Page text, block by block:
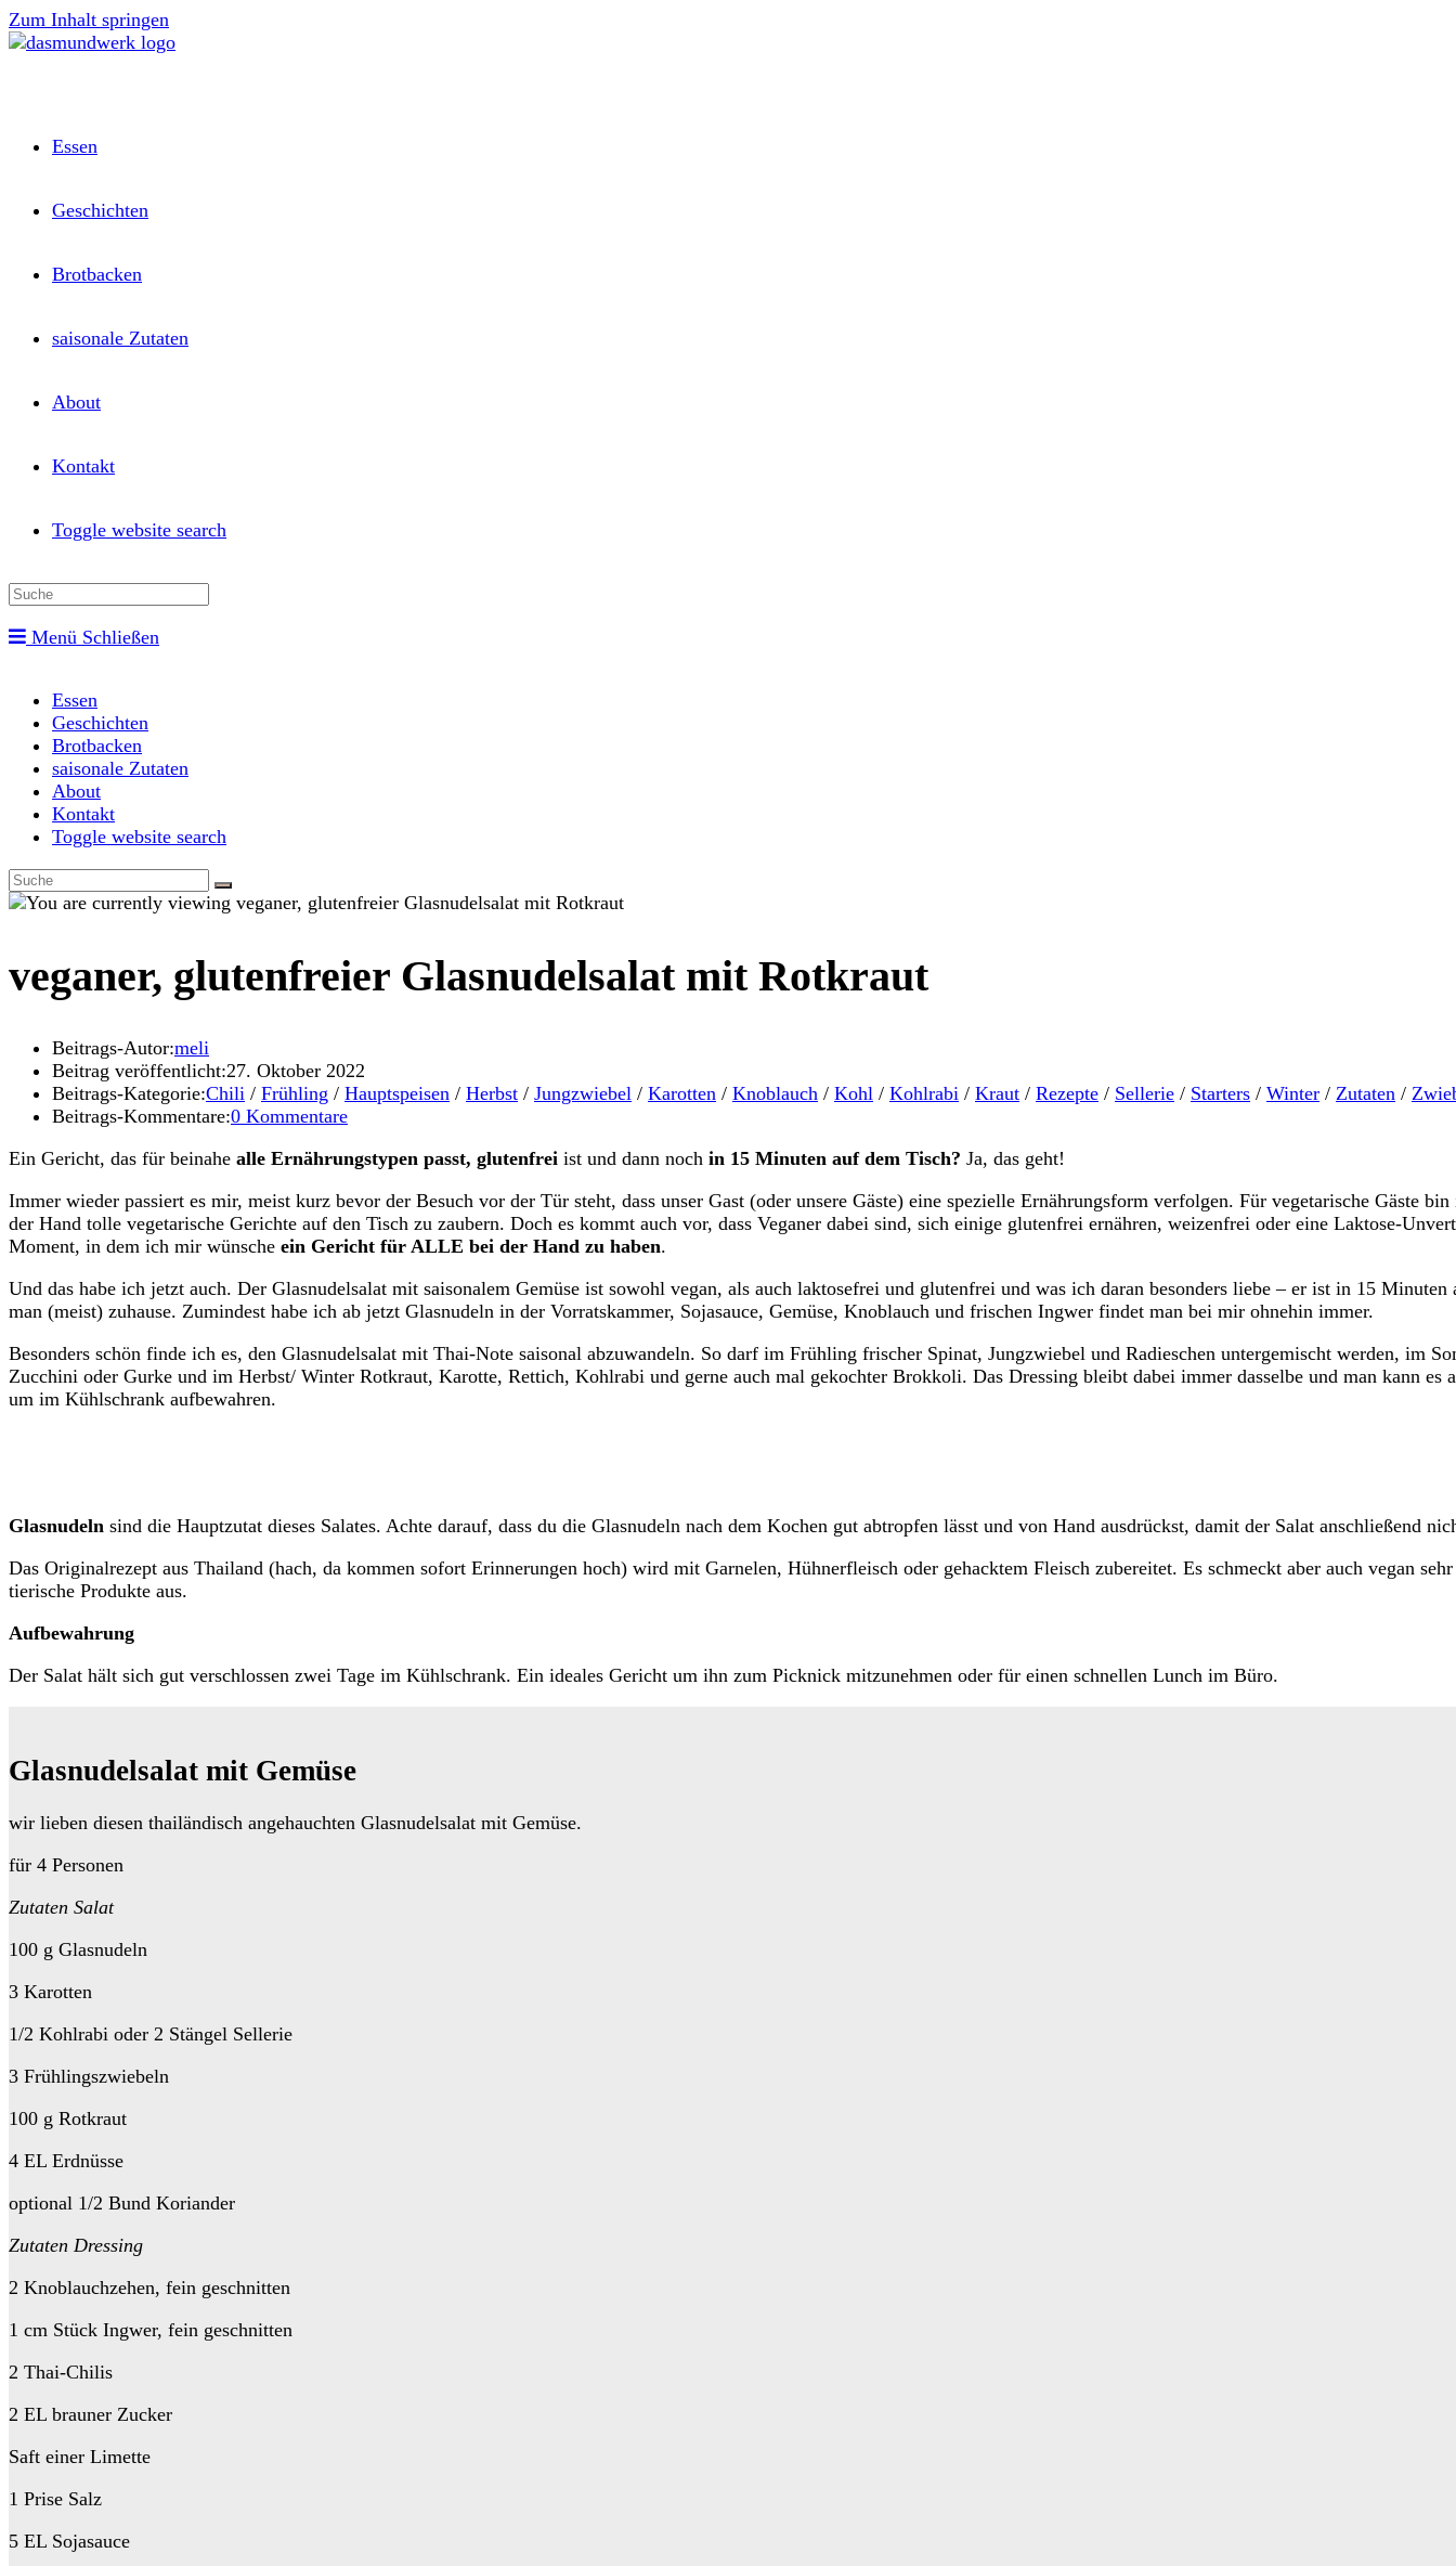
Zum Inhalt springen
Essen
Geschichten
Brotbacken
saisonale Zutaten
About
Kontakt
Toggle website search
Menü Schließen
Essen
Geschichten
Brotbacken
saisonale Zutaten
About
Kontakt
Toggle website search
veganer, glutenfreier Glasnudelsalat mit Rotkraut
Beitrags-Autor:meli
Beitrag veröffentlicht:27. Oktober 2022
Beitrags-Kategorie:Chili / Frühling / Hauptspeisen / Herbst / Jungzwiebel / Karotten / Knoblauch / Kohl / Kohlrabi / Kraut / Rezepte / Sellerie / Starters / Winter / Zutaten /
Beitrags-Kommentare:0 Kommentare
Ein Gericht, das für beinahe alle Ernährungstypen passt, glutenfrei ist und dann noch in 15 Minuten auf dem Tisch? Ja, das geht!
Immer wieder passiert es mir, meist kurz bevor der Besuch vor der Tür steht, dass unser Gast (oder unsere Gäste) eine spezielle Ernährungsform verfolgen. Für vegetarische Gäste
der Hand tolle vegetarische Gerichte auf den Tisch zu zaubern. Doch es kommt auch vor, dass Veganer dabei sind, sich einige glutenfrei ernähren, weizenfrei oder eine Laktose-
Moment, in dem ich mir wünsche ein Gericht für ALLE bei der Hand zu haben.
Und das habe ich jetzt auch. Der Glasnudelsalat mit saisonalem Gemüse ist sowohl vegan, als auch laktosefrei und glutenfrei und was ich daran besonders liebe – er ist in 15
man (meist) zuhause. Zumindest habe ich ab jetzt Glasnudeln in der Vorratskammer, Sojasauce, Gemüse, Knoblauch und frischen Ingwer findet man bei mir ohnehin immer.
Besonders schön finde ich es, den Glasnudelsalat mit Thai-Note saisonal abzuwandeln. So darf im Frühling frischer Spinat, Jungzwiebel und Radieschen untergemischt werden, im
Zucchini oder Gurke und im Herbst/ Winter Rotkraut, Karotte, Rettich, Kohlrabi und gerne auch mal gekochter Brokkoli. Das Dressing bleibt dabei immer dasselbe und man kann es
um im Kühlschrank aufbewahren.
Glasnudeln sind die Hauptzutat dieses Salates. Achte darauf, dass du die Glasnudeln nach dem Kochen gut abtropfen lässt und von Hand ausdrückst, damit der Salat anschließend
Das Originalrezept aus Thailand (hach, da kommen sofort Erinnerungen hoch) wird mit Garnelen, Hühnerfleisch oder gehacktem Fleisch zubereitet. Es schmeckt aber auch vegan
tierische Produkte aus.
Aufbewahrung
Der Salat hält sich gut verschlossen zwei Tage im Kühlschrank. Ein ideales Gericht um ihn zum Picknick mitzunehmen oder für einen schnellen Lunch im Büro.
Glasnudelsalat mit Gemüse
wir lieben diesen thailändisch angehauchten Glasnudelsalat mit Gemüse.
für 4 Personen
Zutaten Salat
100 g Glasnudeln
3 Karotten
1/2 Kohlrabi oder 2 Stängel Sellerie
3 Frühlingszwiebeln
100 g Rotkraut
4 EL Erdnüsse
optional 1/2 Bund Koriander
Zutaten Dressing
2 Knoblauchzehen, fein geschnitten
1 cm Stück Ingwer, fein geschnitten
2 Thai-Chilis
2 EL brauner Zucker
Saft einer Limette
1 Prise Salz
5 EL Sojasauce